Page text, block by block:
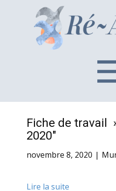
Fiche de travail
2020″
novembre 8, 2020
Lire la suite